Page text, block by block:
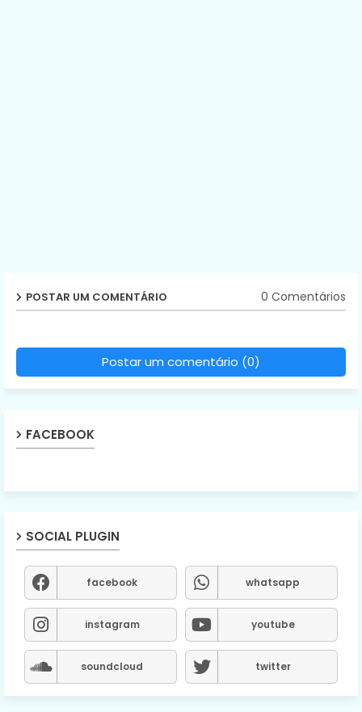
POSTAR UM COMENTÁRIO 0 Comentários
Postar um comentário (0)
FACEBOOK
SOCIAL PLUGIN
facebook whatsapp
instagram youtube
soundcloud twitter